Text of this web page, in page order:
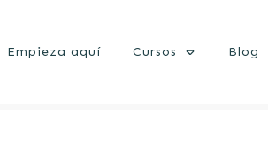
Empieza aquí Cursos Blog